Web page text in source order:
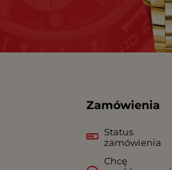
Zamówienia
Status
zamówienia
Chcę